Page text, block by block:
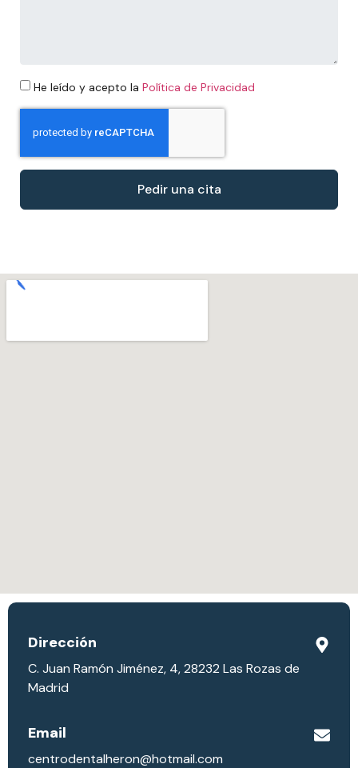
He leído y acepto la Política de Privacidad
Pedir una cita
Dirección
C. Juan Ramón Jiménez, 4, 28232 Las Rozas de
Madrid
Email
centrodentalheron@hotmail.com